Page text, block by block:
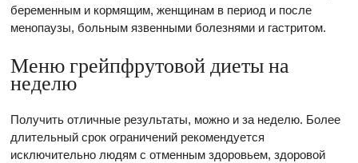
беременным и кормящим, женщинам в период и после
менопаузы, больным язвенными болезнями и гастритом.
Меню грейпфрутовой диеты на
неделю
Получить отличные результаты, можно и за неделю. Более
длительный срок ограничений рекомендуется
исключительно людям с отменным здоровьем, здоровой